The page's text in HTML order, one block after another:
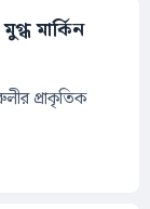
মার্কিন
প্রাকৃতিক